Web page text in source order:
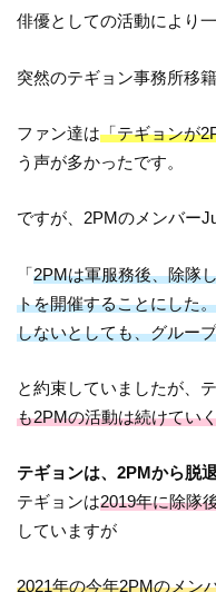
俳優としての活動により
突然のテギョン事務所移
ファン達は「テギョンが
う声が多かったです。
ですが、2PMのメンバー
「2PMは軍服務後、除隊
トを開催することにした
しないとしても、グルー
と約束していましたが、
も2PMの活動は続けてい
テギョンは、2PMから脱
テギョンは2019年に除隊
していますが
2021年の今年2PMのメン